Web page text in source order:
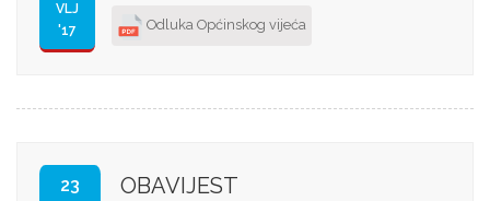
VLJ
'17
Odluka Općinskog vijeća
23 OBAVIJEST